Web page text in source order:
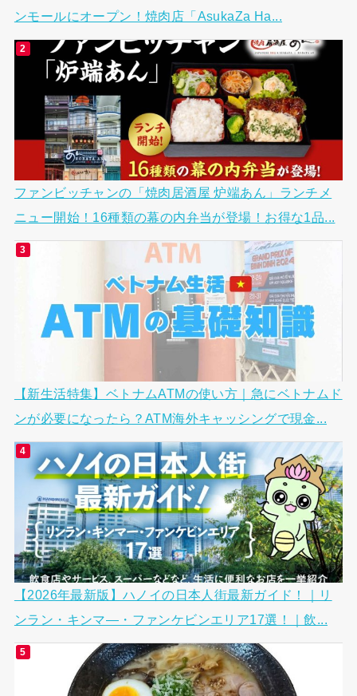
ンモールにオープン！焼肉店「AsukaZa Ha...
ファンビッチャンの「焼肉居酒屋 炉端あん」ランチメ
ニュー開始！16種類の幕の内弁当が登場！お得な1品...
【新生活特集】ベトナムATMの使い方｜急にベトナムド
ンが必要になったら？ATM海外キャッシングで現金...
【2026年最新版】ハノイの日本人街最新ガイド！｜リ
ンラン・キンマ―・ファンケビンエリア17選！｜飲...